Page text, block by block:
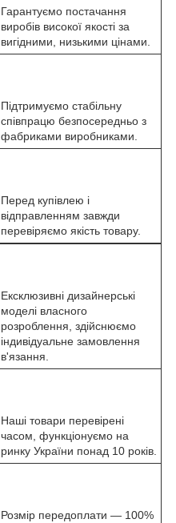
Гарантуємо постачання
виробів високої якості за
вигідними, низькими цінами.
Підтримуємо стабільну
співпрацю безпосередньо з
фабриками виробниками.
Перед купівлею і
відправленням завжди
перевіряємо якість товару.
Ексклюзивні дизайнерські
моделі власного
розроблення, здійснюємо
індивідуальне замовлення
в'язання.
Наші товари перевірені
часом, функціонуємо на
ринку України понад 10 років.
Розмір передоплати — 100%